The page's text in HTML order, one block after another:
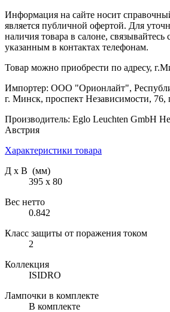
Информация на сайте носит
является публичной офертой. Для
наличия товара в салоне, связывайтесь
указанным в контактах телефонам.
Товар можно приобрести по адресу,
Импортер: ООО "Орионлайт",
г. Минск, проспект Независимости,
Производитель: Eglo Leuchten GmbH
Австрия
Характеристики товара
Д х В (мм)
395 х 80
Вес нетто
0.842
Класс защиты от поражения током
2
Коллекция
ISIDRO
Лампочки в комплекте
В комплекте